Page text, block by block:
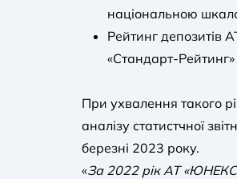
національною
Рейтинг депозитів
«Стандарт-
При ухвалення такого
аналізу статистчної
березні 2023 року.
«За 2022 рік АТ «ЮНЕКС